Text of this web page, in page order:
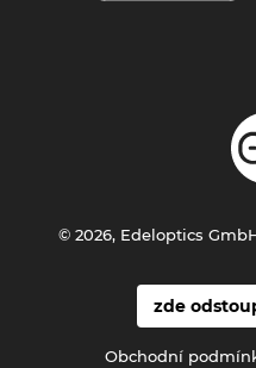
zde
Obchodní
© 2026, Edeloptics